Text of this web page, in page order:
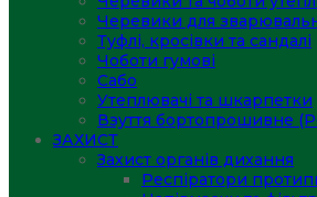
Черевики для
Туфлі, кросівки та сандалі
Чоботи гумові
Сабо
Утеплювачі та шкарпетки
Взуття бортопрошивне
ЗАХИСТ
Захист органів дихання
Респіратори